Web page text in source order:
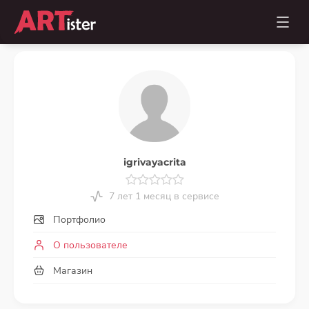
igrivayacrita
7 лет 1 месяц в сервисе
Портфолио
О пользователе
Магазин